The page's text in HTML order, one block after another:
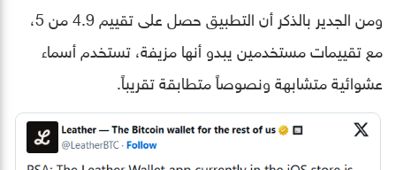
ومن الجدير بالذكر أن التطبيق حصل على تقييم 4.9 من 5،
مع تقييمات مستخدمين يبدو أنها مزيفة، تستخدم أسماء
عشوائية متشابهة ونصوصاً متطابقة تقريباً.